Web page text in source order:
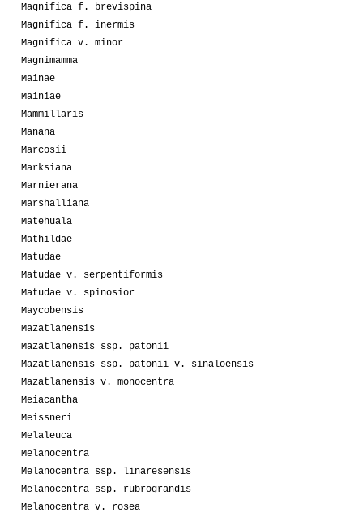
Magnifica f. brevispina
Magnifica f. inermis
Magnifica v. minor
Magnimamma
Mainae
Mainiae
Mammillaris
Manana
Marcosii
Marksiana
Marnierana
Marshalliana
Matehuala
Mathildae
Matudae
Matudae v. serpentiformis
Matudae v. spinosior
Maycobensis
Mazatlanensis
Mazatlanensis ssp. patonii
Mazatlanensis ssp. patonii v. sinaloensis
Mazatlanensis v. monocentra
Meiacantha
Meissneri
Melaleuca
Melanocentra
Melanocentra ssp. linaresensis
Melanocentra ssp. rubrograndis
Melanocentra v. rosea